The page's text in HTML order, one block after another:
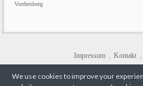
Vordernberg
Impressum Kontakt
2345 Brunn am Gebirge, Anrissenweg
We use cookies to improve your